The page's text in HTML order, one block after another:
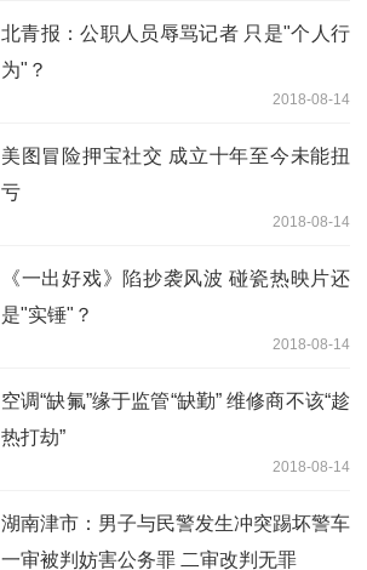
北青报：公职人员辱骂记者 只是"个人行
为"？
2018-08-14
美图冒险押宝社交 成立十年至今未能扭
亏
2018-08-14
《一出好戏》陷抄袭风波 碰瓷热映片还
是"实锤"？
2018-08-14
空调“缺氟”缘于监管“缺勤” 维修商不该“趁
热打劫”
2018-08-14
湖南津市：男子与民警发生冲突踢坏警车
一审被判妨害公务罪 二审改判无罪